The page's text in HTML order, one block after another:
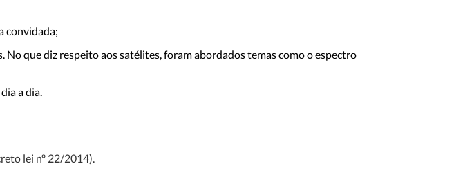
convidada;
que diz respeito aos satélites, foram abordados temas como o espectro
a dia.
lei nº 22/2014).